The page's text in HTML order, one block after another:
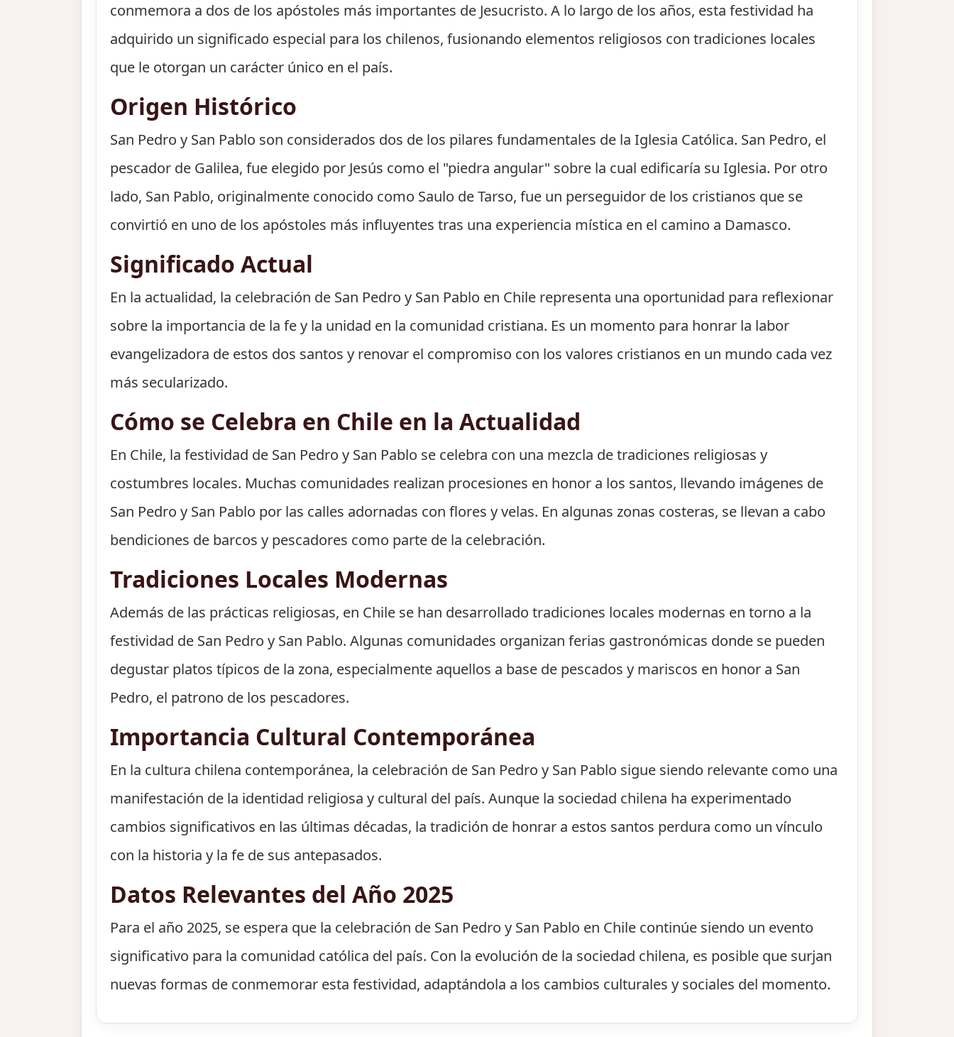
conmemora a dos de los apóstoles más importantes de Jesucristo. A lo largo de los años, esta festividad ha
adquirido un significado especial para los chilenos, fusionando elementos religiosos con tradiciones locales
que le otorgan un carácter único en el país.
Origen Histórico
San Pedro y San Pablo son considerados dos de los pilares fundamentales de la Iglesia Católica. San Pedro, el
pescador de Galilea, fue elegido por Jesús como el "piedra angular" sobre la cual edificaría su Iglesia. Por otro
lado, San Pablo, originalmente conocido como Saulo de Tarso, fue un perseguidor de los cristianos que se
convirtió en uno de los apóstoles más influyentes tras una experiencia mística en el camino a Damasco.
Significado Actual
En la actualidad, la celebración de San Pedro y San Pablo en Chile representa una oportunidad para reflexionar
sobre la importancia de la fe y la unidad en la comunidad cristiana. Es un momento para honrar la labor
evangelizadora de estos dos santos y renovar el compromiso con los valores cristianos en un mundo cada vez
más secularizado.
Cómo se Celebra en Chile en la Actualidad
En Chile, la festividad de San Pedro y San Pablo se celebra con una mezcla de tradiciones religiosas y
costumbres locales. Muchas comunidades realizan procesiones en honor a los santos, llevando imágenes de
San Pedro y San Pablo por las calles adornadas con flores y velas. En algunas zonas costeras, se llevan a cabo
bendiciones de barcos y pescadores como parte de la celebración.
Tradiciones Locales Modernas
Además de las prácticas religiosas, en Chile se han desarrollado tradiciones locales modernas en torno a la
festividad de San Pedro y San Pablo. Algunas comunidades organizan ferias gastronómicas donde se pueden
degustar platos típicos de la zona, especialmente aquellos a base de pescados y mariscos en honor a San
Pedro, el patrono de los pescadores.
Importancia Cultural Contemporánea
En la cultura chilena contemporánea, la celebración de San Pedro y San Pablo sigue siendo relevante como una
manifestación de la identidad religiosa y cultural del país. Aunque la sociedad chilena ha experimentado
cambios significativos en las últimas décadas, la tradición de honrar a estos santos perdura como un vínculo
con la historia y la fe de sus antepasados.
Datos Relevantes del Año 2025
Para el año 2025, se espera que la celebración de San Pedro y San Pablo en Chile continúe siendo un evento
significativo para la comunidad católica del país. Con la evolución de la sociedad chilena, es posible que surjan
nuevas formas de conmemorar esta festividad, adaptándola a los cambios culturales y sociales del momento.